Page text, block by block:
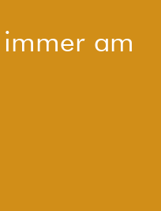
am